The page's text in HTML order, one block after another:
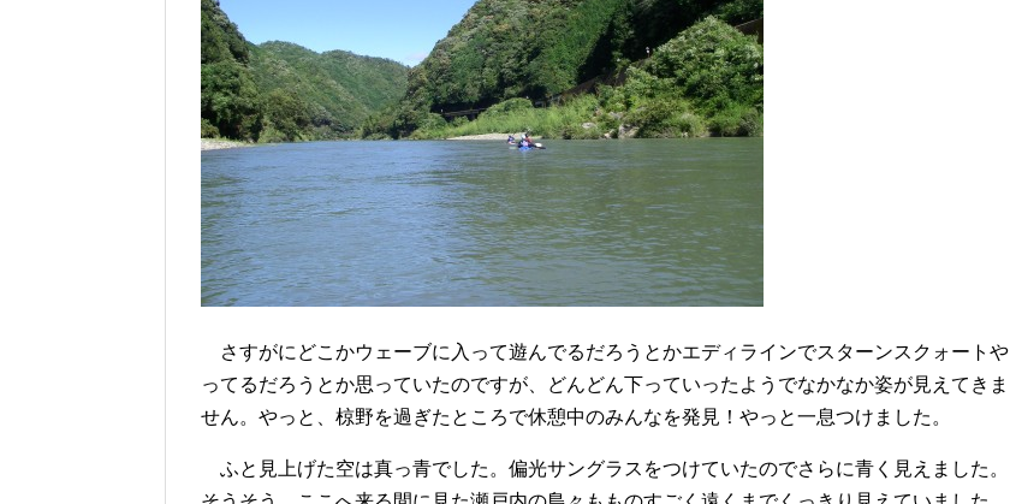
さすがにどこかウェーブに入って遊んでるだろうとかエディラインでスターンスクォートや
ってるだろうとか思っていたのですが、どんどん下っていったようでなかなか姿が見えてきま
せん。やっと、椋野を過ぎたところで休憩中のみんなを発見！やっと一息つけました。
ふと見上げた空は真っ青でした。偏光サングラスをつけていたのでさらに青く見えました。